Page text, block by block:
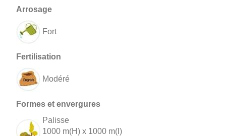
Fort
Modéré
Palisse
1000 m(H) x 1000 m(l)